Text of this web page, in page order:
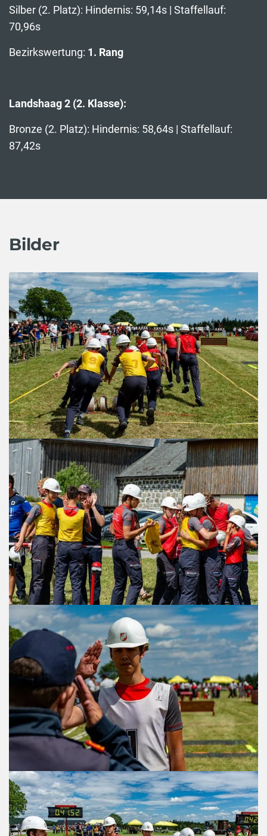
Silber (2. Platz): Hindernis: 59,14s | Staffellauf:
70,96s
Bezirkswertung: 1. Rang
Landshaag 2 (2. Klasse):
Bronze (2. Platz): Hindernis: 58,64s | Staffellauf:
87,42s
Bilder